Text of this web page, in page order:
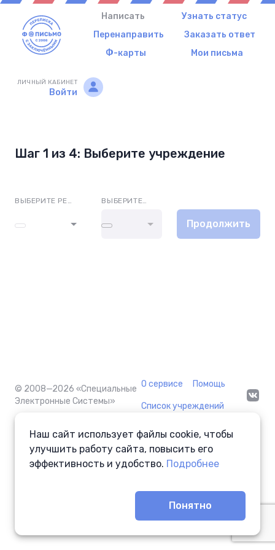
Написать
Узнать статус
Перенаправить
Заказать ответ
Ф-карты
Мои письма
ЛИЧНЫЙ КАБИНЕТ
Войти
Шаг 1 из 4: Выберите учреждение
ВЫБЕРИТЕ РЕГИОН ВЫБЕРИТЕ УЧРЕЖДЕНИЕ
Продолжить
© 2008—2026 «Специальные
Электронные Системы»
О сервисе Помощь
Список учреждений
Наш сайт использует файлы cookie, чтобы
улучшить работу сайта, повысить его
эффективность и удобство. Подробнее
Понятно